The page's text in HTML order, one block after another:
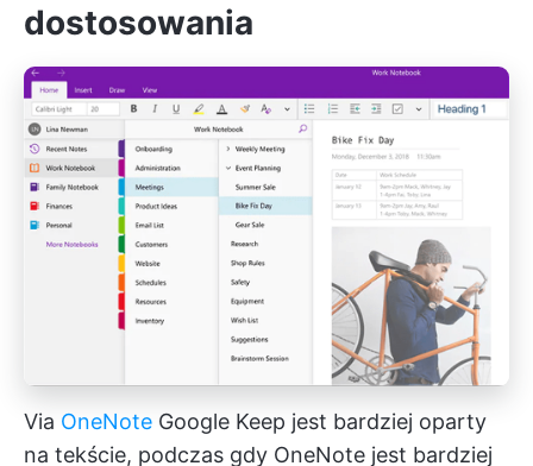
dostosowania
Via OneNote Google Keep jest bardziej oparty
na tekście, podczas gdy OneNote jest bardziej